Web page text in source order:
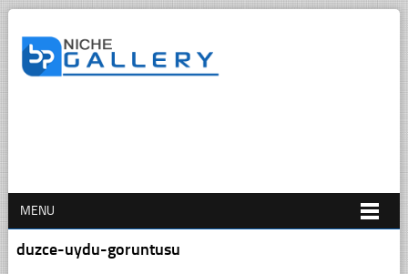
MENU
duzce-uydu-goruntusu